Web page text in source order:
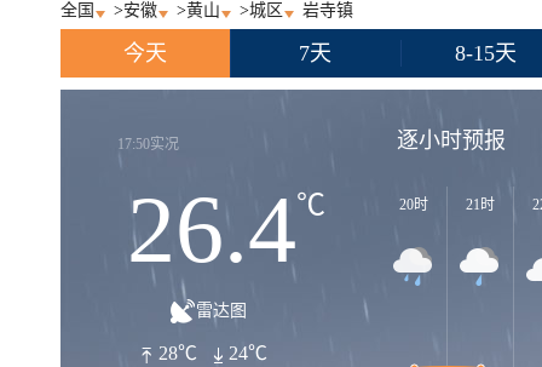
全国 >安徽 >黄山 >城区 岩寺镇
今天 7天 8-15天
17:50实况
26.4℃
雷达图
28℃ 24℃
逐小时预报
20时 21时